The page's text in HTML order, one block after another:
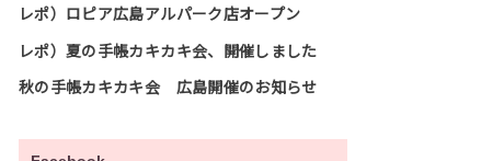
レポ）ロピア広島アルパーク店オープン
レポ）夏の手帳カキカキ会、開催しました
秋の手帳カキカキ会 広島開催のお知らせ